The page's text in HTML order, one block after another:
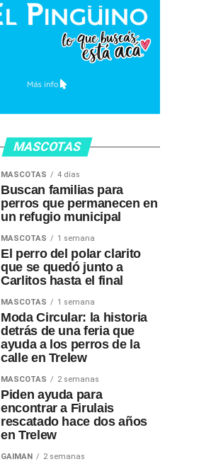
MASCOTAS
MASCOTAS 4 días
Buscan familias para
perros que permanecen en
un refugio municipal
MASCOTAS 1 semana
El perro del polar clarito
que se quedó junto a
Carlitos hasta el final
MASCOTAS 1 semana
Moda Circular: la historia
detrás de una feria que
ayuda a los perros de la
calle en Trelew
MASCOTAS 2 semanas
Piden ayuda para
encontrar a Firulais
rescatado hace dos años
en Trelew
GAIMAN 2 semanas